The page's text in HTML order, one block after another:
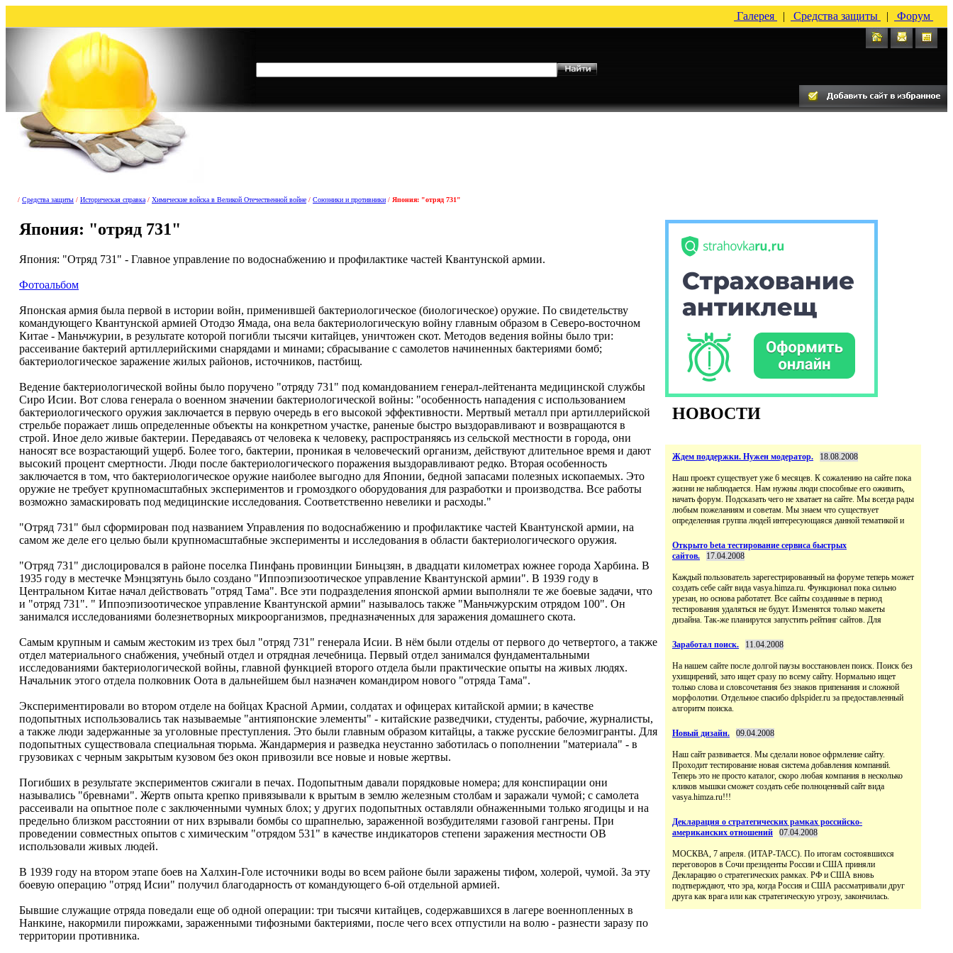
Галерея | Средства защиты | Форум
/ Средства защиты / Историческая справка / Химические войска в Великой Отечественной войне / Союзники и противники / Япония: "отряд 731"
Япония: "отряд 731"
Япония: "Отряд 731" - Главное управление по водоснабжению и профилактике частей Квантунской армии.
Фотоальбом
Японская армия была первой в истории войн, применившей бактериологическое (биологическое) оружие. По свидетельству
командующего Квантунской армией Отодзо Ямада, она вела бактериологическую войну главным образом в Северо-восточном
Китае - Маньчжурии, в результате которой погибли тысячи китайцев, уничтожен скот. Методов ведения войны было три:
рассеивание бактерий артиллерийскими снарядами и минами; сбрасывание с самолетов начиненных бактериями бомб;
бактериологическое заражение жилых районов, источников, пастбищ.
Ведение бактериологической войны было поручено "отряду 731" под командованием генерал-лейтенанта медицинской службы
Сиро Исии. Вот слова генерала о военном значении бактериологической войны: "особенность нападения с использованием
бактериологического оружия заключается в первую очередь в его высокой эффективности. Мертвый металл при артиллерийской
стрельбе поражает лишь определенные объекты на конкретном участке, раненые быстро выздоравливают и возвращаются в
строй. Иное дело живые бактерии. Передаваясь от человека к человеку, распространяясь из сельской местности в города, они
наносят все возрастающий ущерб. Более того, бактерии, проникая в человеческий организм, действуют длительное время и дают
высокий процент смертности. Люди после бактериологического поражения выздоравливают редко. Вторая особенность
заключается в том, что бактериологическое оружие наиболее выгодно для Японии, бедной запасами полезных ископаемых. Это
оружие не требует крупномасштабных экспериментов и громоздкого оборудования для разработки и производства. Все работы
возможно замаскировать под медицинские исследования. Соответственно невелики и расходы."
"Отряд 731" был сформирован под названием Управления по водоснабжению и профилактике частей Квантунской армии, на
самом же деле его целью были крупномасштабные эксперименты и исследования в области бактериологического оружия.
"Отряд 731" дислоцировался в районе поселка Пинфань провинции Биньцзян, в двадцати километрах южнее города Харбина. В
1935 году в местечке Мэнцзятунь было создано "Иппоэпизоотическое управление Квантунской армии". В 1939 году в
Центральном Китае начал действовать "отряд Тама". Все эти подразделения японской армии выполняли те же боевые задачи, что
и "отряд 731". " Иппоэпизоотическое управление Квантунской армии" называлось также "Маньчжурским отрядом 100". Он
занимался исследованиями болезнетворных микроорганизмов, предназначенных для заражения домашнего скота.
Самым крупным и самым жестоким из трех был "отряд 731" генерала Исии. В нём были отделы от первого до четвертого, а также
отдел материального снабжения, учебный отдел и отрядная лечебница. Первый отдел занимался фундаментальными
исследованиями бактериологической войны, главной функцией второго отдела были практические опыты на живых людях.
Начальник этого отдела полковник Оота в дальнейшем был назначен командиром нового "отряда Тама".
Экспериментировали во втором отделе на бойцах Красной Армии, солдатах и офицерах китайской армии; в качестве
подопытных использовались так называемые "антияпонские элементы" - китайские разведчики, студенты, рабочие, журналисты,
а также люди задержанные за уголовные преступления. Это были главным образом китайцы, а также русские белоэмигранты. Для
подопытных существовала специальная тюрьма. Жандармерия и разведка неустанно заботилась о пополнении "материала" - в
грузовиках с черным закрытым кузовом без окон привозили все новые и новые жертвы.
Погибших в результате экспериментов сжигали в печах. Подопытным давали порядковые номера; для конспирации они
назывались "бревнами". Жертв опыта крепко привязывали к врытым в землю железным столбам и заражали чумой; с самолета
рассеивали на опытное поле с заключенными чумных блох; у других подопытных оставляли обнаженными только ягодицы и на
предельно близком расстоянии от них взрывали бомбы со шрапнелью, зараженной возбудителями газовой гангрены. При
проведении совместных опытов с химическим "отрядом 531" в качестве индикаторов степени заражения местности ОВ
использовали живых людей.
В 1939 году на втором этапе боев на Халхин-Голе источники воды во всем районе были заражены тифом, холерой, чумой. За эту
боевую операцию "отряд Исии" получил благодарность от командующего 6-ой отдельной армией.
Бывшие служащие отряда поведали еще об одной операции: три тысячи китайцев, содержавшихся в лагере военнопленных в
Нанкине, накормили пирожками, зараженными тифозными бактериями, после чего всех отпустили на волю - разнести заразу по
территории противника.
НОВОСТИ
Ждем поддержки. Нужен модератор. 18.08.2008
Наш проект существует уже 6 месяцев. К сожалению на сайте пока
жизни не наблюдается. Нам нужны люди способные его оживить,
начать форум. Подсказать чего не хватает на сайте. Мы всегда рады
любым пожеланиям и советам. Мы знаем что существует
определенная группа людей интересующаяся данной тематикой и
Открыто beta тестирование сервиса быстрых
сайтов.
17.04.2008
Каждый пользователь зарегестрированный на форуме теперь может
создать себе сайт вида vasya.himza.ru. Функционал пока сильно
урезан, но основа работатет. Все сайты созданные в период
тестирования удаляться не будут. Изменятся только макеты
дизайна. Так-же планирутся запустить рейтинг сайтов. Для
Заработал поиск. 11.04.2008
На нашем сайте после долгой паузы восстановлен поиск. Поиск без
ухищирений, зато ищет сразу по всему сайту. Нормально ищет
только слова и словсочетания без знаков припенания и сложной
морфолотии. Отдельное спасибо dplspider.ru за предоставленный
алгоритм поиска.
Новый дизайн. 09.04.2008
Наш сайт развивается. Мы сделали новое офрмление сайту.
Проходит тестирование новая система добавления компаний.
Теперь это не просто каталог, скоро любая компания в несколько
кликов мышки сможет создать себе полноценный сайт вида
vasya.himza.ru!!!
Декларация о стратегических рамках российско-
американских отношений
07.04.2008
МОСКВА, 7 апреля. (ИТАР-ТАСС). По итогам состоявшихся
переговоров в Сочи президенты России и США приняли
Декларацию о стратегических рамках. РФ и США вновь
подтверждают, что эра, когда Россия и США рассматривали друг
друга как врага или как стратегическую угрозу, закончилась.